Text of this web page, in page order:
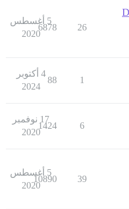
26
6878
5 أغسطس
2020
1
88
4 أكتوبر
2024
6
1424
17 نوفمبر
2020
39
10890
5 أغسطس
2020